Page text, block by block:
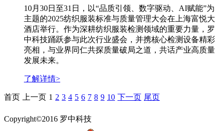
10月30日至31日，以“品质引领、数字驱动、AI赋能”为
主题的2025纺织服装标准与质量管理大会在上海富悦大
酒店举行。作为深耕纺织服装检测领域的重要力量，罗
中科技踊跃参与此次行业盛会，并携核心检测设备精彩
亮相，与业界同仁共探质量破局之道，共话产业高质量
发展未来。
了解详情>
首页 上一页 1 2 3 4 5 6 7 8 9 10 下一页 尾页
Copyright©2016 罗中科技